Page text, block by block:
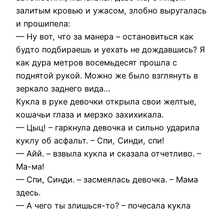
залитым кровью и ужасом, злобно выругалась
и прошипела:
— Ну вот, что за манера – остановиться как
будто подбираешь и уехать не дождавшись? Я
как дура метров восемьдесят прошла с
поднятой рукой. Можно же было взглянуть в
зеркало заднего вида…
Кукла в руке девочки открыла свои желтые,
кошачьи глаза и мерзко захихикала.
— Цыц! – гаркнула девочка и сильно ударила
куклу об асфальт. – Спи, Синди, спи!
— Айй. – взвыла кукла и сказала отчетливо. –
Ма-ма!
— Спи, Синди. – засмеялась девочка. – Мама
здесь.
— А чего ты злишься-то? – почесала кукла